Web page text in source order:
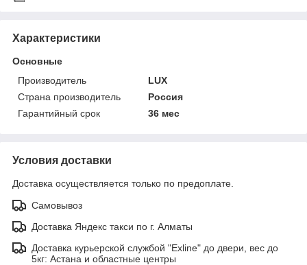
Характеристики
Основные
Производитель
LUX
Страна производитель
Россия
Гарантийный срок
36 мес
Условия доставки
Доставка осуществляется только по предоплате.
Самовывоз
Доставка Яндекс такси по г. Алматы
Доставка курьерской службой "Exline" до двери, вес до
5кг: Астана и областные центры